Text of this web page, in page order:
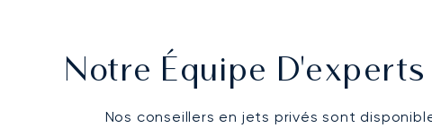
Notre Équipe
Nos conseillers en jets privés sont